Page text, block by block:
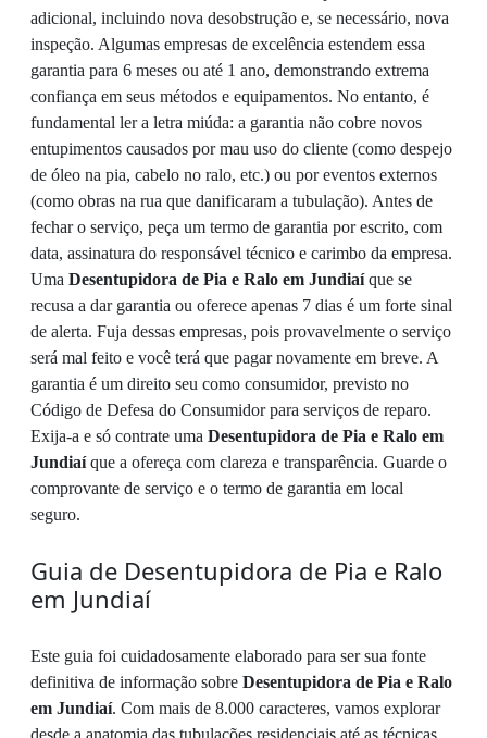
adicional, incluindo nova desobstrução e, se necessário, nova
inspeção. Algumas empresas de excelência estendem essa
garantia para 6 meses ou até 1 ano, demonstrando extrema
confiança em seus métodos e equipamentos. No entanto, é
fundamental ler a letra miúda: a garantia não cobre novos
entupimentos causados por mau uso do cliente (como despejo
de óleo na pia, cabelo no ralo, etc.) ou por eventos externos
(como obras na rua que danificaram a tubulação). Antes de
fechar o serviço, peça um termo de garantia por escrito, com
data, assinatura do responsável técnico e carimbo da empresa.
Uma Desentupidora de Pia e Ralo em Jundiaíque se
recusa a dar garantia ou oferece apenas 7 dias é um forte sinal
de alerta. Fuja dessas empresas, pois provavelmente o serviço
será mal feito e você terá que pagar novamente em breve. A
garantia é um direito seu como consumidor, previsto no
Código de Defesa do Consumidor para serviços de reparo.
Exija-a e só contrate uma Desentupidora de Pia e Ralo em
Jundiaíque a ofereça com clareza e transparência. Guarde o
comprovante de serviço e o termo de garantia em local
seguro.
Guia de Desentupidora de Pia e Ralo
em Jundiaí
Este guia foi cuidadosamente elaborado para ser sua fonte
definitiva de informação sobre Desentupidora de Pia e Ralo
em Jundiaí. Com mais de 8.000 caracteres, vamos explorar
desde a anatomia das tubulações residenciais até as técnicas